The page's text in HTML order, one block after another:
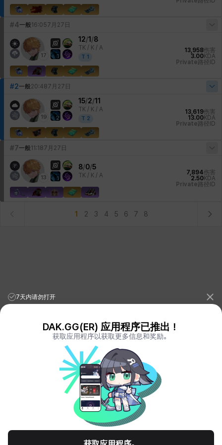
#4一般16:057月27日
17 1
12/1 /8
TK / K / A
T 1
13,958伤害
3.00KDA
Private 路径ID
#2一般20:487月27日
19 2
15/2/11
TK / K / A
T 2
13,619伤害
13.00KDA
Private 路径ID
#7一般11:187月27日
13 1
8/0/5
TK / K / A 7,894伤害
2.50KDA
Private 路径ID
1 2 3 4 5 6 7 8
League of Legends StatsPORO.GG
Teamfight Tactics Stats
LOLCHESS.GG
VALORANT.DAK.GG
PUBG.DAK.GG
Eternal Return StatsER.DAK.GG
Genshin Impact Stats
GENSHIN.DAK.GG
DEADLOCK.DAK.GG
Terms of Service Privacy Notice
7天内请勿打开
DAK.GG(ER) 应用程序已推出！
获取应用程序以获取更多信息和奖励。